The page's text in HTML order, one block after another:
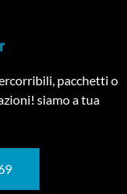
pacchetti o
siamo a tua